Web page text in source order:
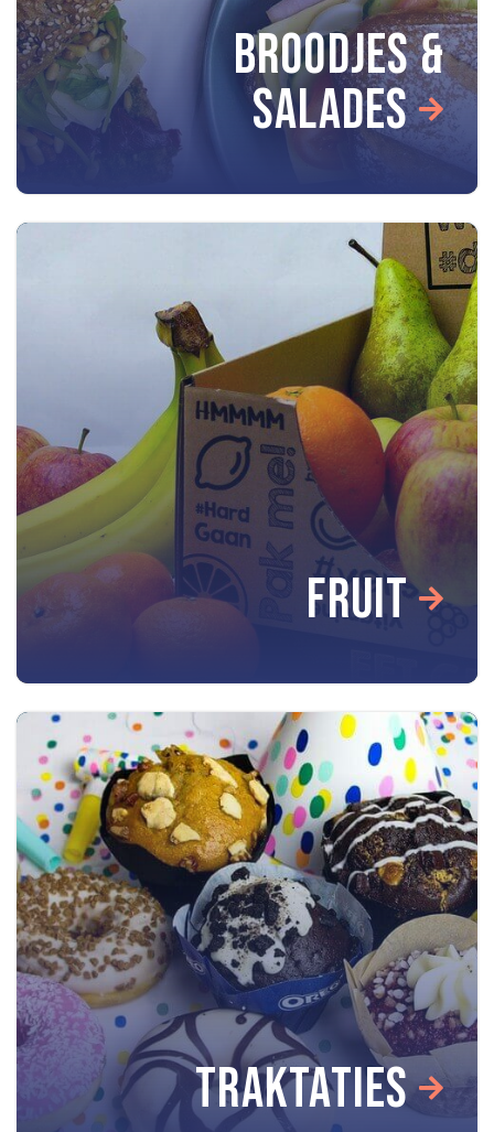
BROODJES &
SALADES
FRUIT
TRAKTATIES